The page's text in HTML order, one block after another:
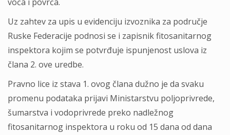
Uz zahtev za upis u evidenciju izvoznika za područje
Ruske Federacije podnosi se i zapisnik fitosanitarnog
inspektora kojim se potvrđuje ispunjenost uslova iz
člana 2. ove uredbe.
Pravno lice iz stava 1. ovog člana dužno je da svaku
promenu podataka prijavi Ministarstvu polјoprivrede,
šumarstva i vodoprivrede preko nadležnog
fitosanitarnog inspektora u roku od 15 dana od dana